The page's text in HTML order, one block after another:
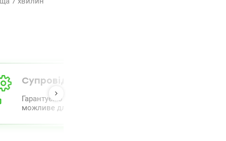
Супровід від А до Я
Гарантуємо повний комплекс супроводу та
можливе для полегшення процесу.